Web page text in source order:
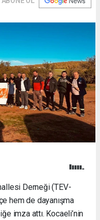
Derneği (TEV-
hem de dayanışma
imza attı. Kocaeli’nin